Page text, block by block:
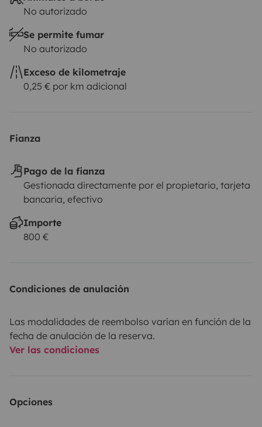
Tenerife: a tu ritmo, con libertad, con alma. Y nosotros
Visita nuestra pagina web www.camplifetenerife.com
No autorizado
Se permite fumar
No autorizado
Exceso de kilometraje
0,25 € por km adicional
Fianza
Pago de la fianza
Gestionada directamente por el propietario, tarjeta
bancaria, efectivo
Importe
800 €
Condiciones de anulación
Las modalidades de reembolso varían en función de la
fecha de anulación de la reserva.
Ver las condiciones
Opciones